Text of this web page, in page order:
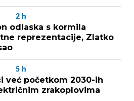
2 h
odlaska s kormila
reprezentacije, Zlatko
5 h
već početkom 2030-ih
zrakoplovima